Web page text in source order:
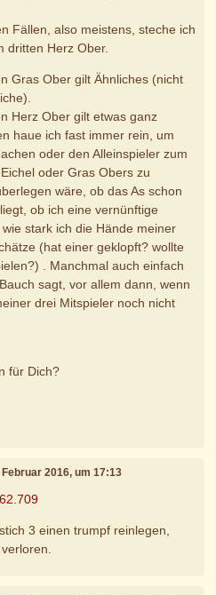
Fällen, also meistens, steche ich
dritten Herz Ober.
Gras Ober gilt Ähnliches (nicht
Herz Ober gilt etwas ganz
haue ich fast immer rein, um
oder den Alleinspieler zum
oder Gras Obers zu
wäre, ob das As schon
ob ich eine vernünftige
stark ich die Hände meiner
(hat einer geklopft? wollte
. Manchmal auch einfach
sagt, vor allem dann, wenn
drei Mitspieler noch nicht
für Dich?
Februar 2016, um 17:13
3 einen trumpf reinlegen,